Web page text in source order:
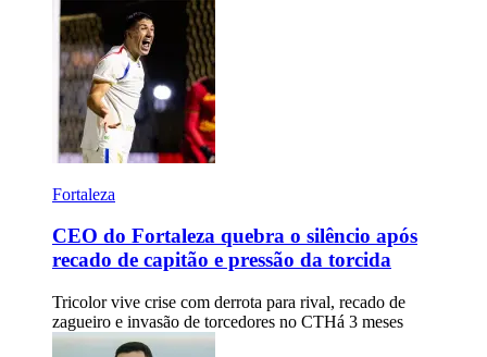
Fortaleza
CEO do Fortaleza quebra o silêncio após
recado de capitão e pressão da torcida
Tricolor vive crise com derrota para rival, recado de
zagueiro e invasão de torcedores no CTHá 3 meses